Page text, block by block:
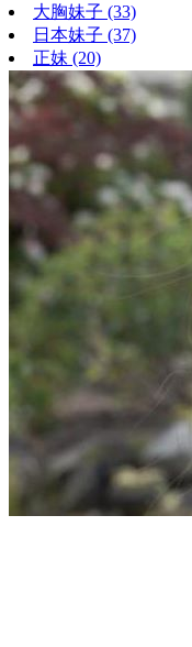
大胸妹子 (33)
日本妹子 (37)
正妹 (20)